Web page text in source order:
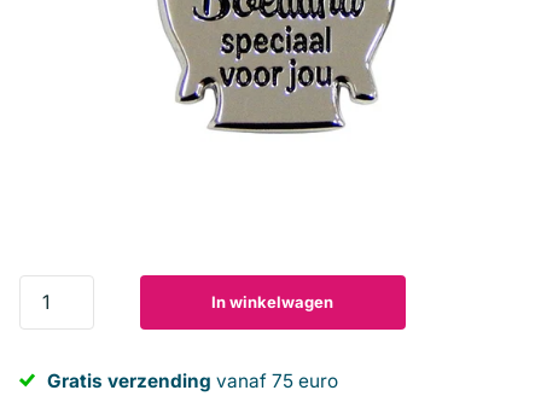
In winkelwagen
Gratis verzendingvanaf 75 euro